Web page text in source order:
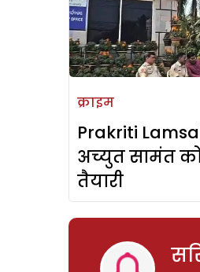
क्राइम
Prakriti
अच्युत सामंत
तैयारी